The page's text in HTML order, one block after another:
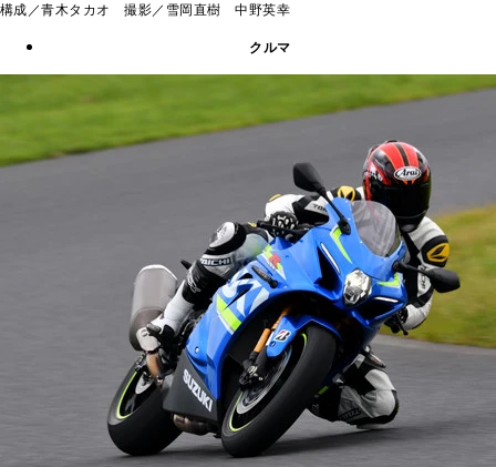
構成／青木タカオ 撮影／雪岡直樹 中野英幸
クルマ